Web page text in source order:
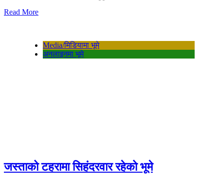
Read More
Media/मिडियामा भूमे
अनलाइनमा भूमे
जस्ताको टहरामा सिहंदरवार रहेको भूमे